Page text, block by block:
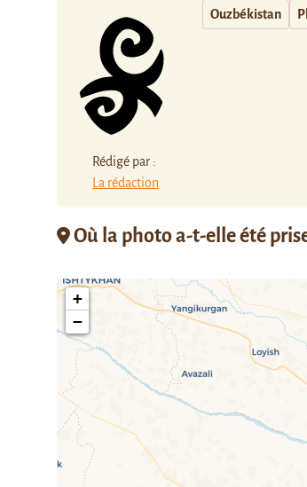
Rédigé par :
La rédaction
Ouzbékistan
Où la photo a-t-elle été
+
−